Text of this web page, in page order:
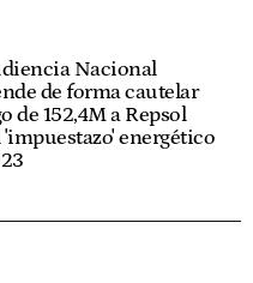
Nacional
de forma cautelar
de 152,4M a Repsol
'impuestazo' energético